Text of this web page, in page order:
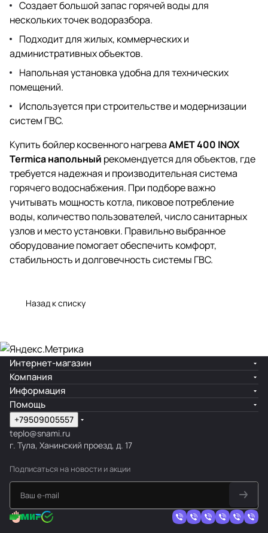
Создает большой запас горячей воды для
нескольких точек водоразбора.
Подходит для жилых, коммерческих и
административных объектов.
Напольная установка удобна для технических
помещений.
Используется при строительстве и модернизации
систем ГВС.
Купить бойлер косвенного нагреваAMET 400 INOX
Termica напольный рекомендуется для объектов, где
требуется надежная и производительная система
горячего водоснабжения. При подборе важно
учитывать мощность котла, пиковое потребление
воды, количество пользователей, число санитарных
узлов и место установки. Правильно выбранное
оборудование помогает обеспечить комфорт,
стабильность и долговечность системы ГВС.
Назад к списку
Интернет-магазин
Компания
Информация
Помощь
+79509005557
teplo@snami.ru
г. Тула, Ханинский проезд, д. 17
Подписаться на новости и акции